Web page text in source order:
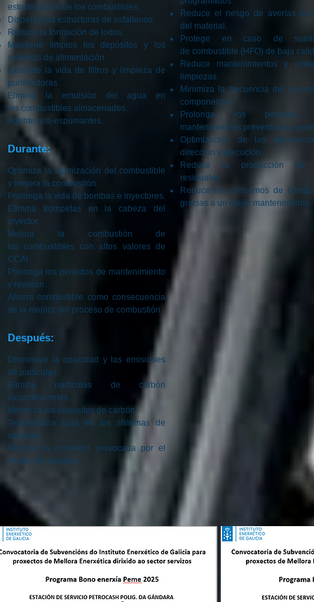
estratificación de los combustibles.
Dispersa las estructuras de asfaltenos.
Reduce la formación de lodos.
Mantiene limpios los depósitos y los
sistemas de alimentación.
Extiende la vida de filtros y limpieza de
purificadoras.
Elimina la emulsión del agua en
los combustibles almacenados.
Agente anti-espumantes.
Durante:
Optimiza la atomización del combustible
y mejora la combustión.
Prolonga la vida de bombas e inyectores.
Elimina trompetas en la cabeza del
inyector.
Mejora la combustión de
los combustibles con altos valores de
CCAI.
Prolonga los periodos de mantenimiento
y revisión.
Ahorra combustible como consecuencia
de la mejora del proceso de combustión.
Después:
Disminuye la opacidad y las emisiones
de partículas.
Elimina partículas de carbón
incandescentes.
Minimiza los depósitos de carbón.
Temperatura baja en los sistemas de
escapes.
Reduce la corrosión provocada por el
efecto del vanadio.
Reduce el riesgo de averías
del material.
Protege en caso de
de combustible (HFO) de baja
Reduce mantenimientos y
limpiezas.
Minimiza la frecuencia del
componentes.
Prolonga los periodos
mantenimientos preventivos y
Optimización de las
dirección y ejecución.
Reduce la producción de
residuales.
Reduce los consumos de
gracias a un mejor mantenimiento.
© 2016 por LC GROUP.